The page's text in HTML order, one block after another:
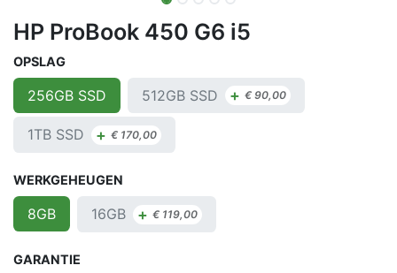
HP ProBook 450 G6 i5
OPSLAG
256GB SSD 512GB SSD + €90,00
1TB SSD + € 170,00
WERKGEHEUGEN
8GB 16GB + € 119,00
GARANTIE